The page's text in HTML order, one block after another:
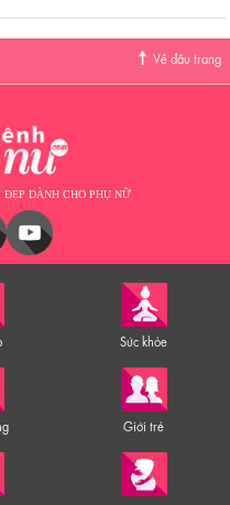
Về đầu trang
DÀNH CHO PHỤ NỮ
Sức khỏe
Giới trẻ